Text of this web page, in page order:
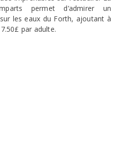
permet d’admirer un
les eaux du Forth, ajoutant à
par adulte.